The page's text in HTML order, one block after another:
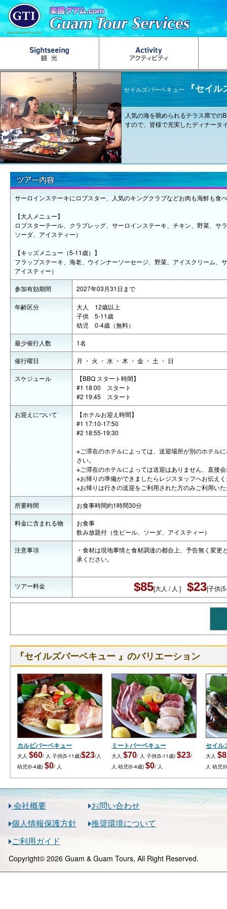
セイルズバーベキュー 『セイ
人気の海を眺められるテラス席で
すので、皆様で充実したディナータ
サーロインステーキにロブスター、人気のキングクラブなどお肉も海鮮も食
【大人メニュー】
ロブスターテール、クラブレッグ、サーロインステーキ、チキン、野菜、サ
ソーダ、アイスティー）
【キッズメニュー（5-11歳）】
フラップステーキ、海老、ウインナーソーセージ、野菜、アイスクリーム、
アイスティー）
参加有効期間 2027年03月31日まで
年齢区分
大人 12歳以上
子供 5-11歳
幼児 0-4歳（無料）
最少催行人数 1名
催行曜日 月 ・ 火 ・ 水 ・ 木 ・ 金 ・ 土 ・ 日
スケジュール
【BBQ スタート時間】
#1 18:00 スタート
#2 19:45 スタート
お迎えについて
【ホテルお迎え時間】
#1 17:10-17:50
#2 18:55-19:30
※ご滞在のホテルによっては、送迎場所が別のホテル
さい。
※ご滞在のホテルによっては送迎はありません、直接
※お帰りの準備ができましたらレジスタッフへお伝え
※お帰りは行きの送迎をご利用された方のみご利用い
所要時間 お食事時間約1時間30分
料金に含まれる物
お食事
飲み放題付（生ビール、ソーダ、アイスティー）
注意事項
・食材は現地事情と食材調達の都合上、予告無く変
承ください。
ツアー料金 $85[大人 / 人 ] $23[子供
『セイルズバーベキュー 』のバリエーション
カルビバーベキュー
大人 $60/ 人 子供(5-11歳)$23/人
幼児(0-4歳) $0/ 人
ミートバーベキュー
大人 $70/ 人 子供(5-11歳) $23/
人 幼児(0-4歳) $0/ 人
セイル
大人
人 幼児
会社概要
お問い合わせ
個人情報保護方針
推奨環境について
ご利用ガイド
Copyright© 2026 Guam & Guam Tours, All Right Reserved.